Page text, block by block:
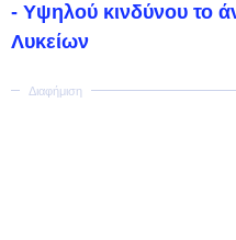
- Υψηλού κινδύνου το
Λυκείων